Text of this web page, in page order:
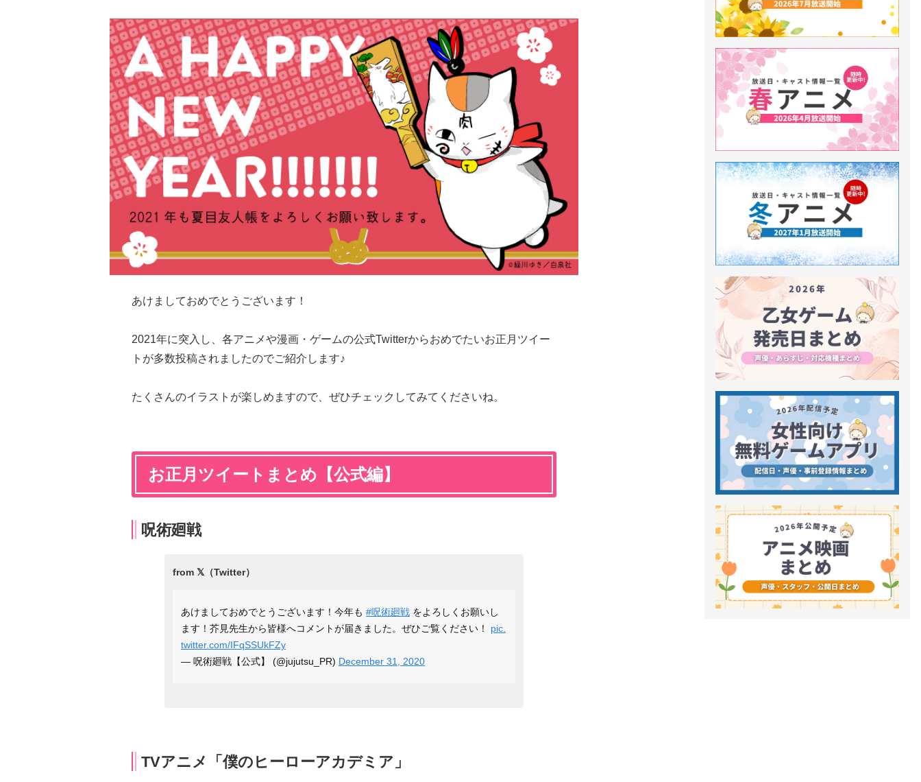
あけましておめでとうございます！
2021年に突入し、各アニメや漫画・ゲームの公式Twitterからおめでたいお正月ツイー
トが多数投稿されましたのでご紹介します♪
たくさんのイラストが楽しめますので、ぜひチェックしてみてくださいね。
お正月ツイートまとめ【公式編】
呪術廻戦
あけましておめでとうございます！今年も #呪術廻戦 をよろしくお願いし
ます！芥見先生から皆様へコメントが届きました。ぜひご覧ください！ pic.
twitter.com/IFqSSUkFZy
— 呪術廻戦【公式】 (@jujutsu_PR) December 31, 2020
TVアニメ「僕のヒーローアカデミア」